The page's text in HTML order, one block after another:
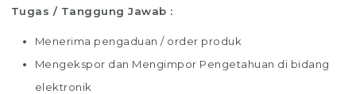
Tugas / Tanggung Jawab :
Menerima pengaduan / order produk
Mengekspor dan Mengimpor Pengetahuan di bidang
elektronik